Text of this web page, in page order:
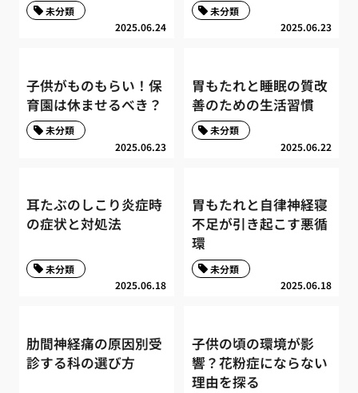
2025.06.24
未分類
2025.06.23
未分類
子供がものもらい！保
育園は休ませるべき？
2025.06.23
未分類
胃もたれと睡眠の質改
善のための生活習慣
2025.06.22
未分類
耳たぶのしこり炎症時
の症状と対処法
2025.06.18
未分類
胃もたれと自律神経寝
不足が引き起こす悪循
環
2025.06.18
未分類
肋間神経痛の原因別受
診する科の選び方
子供の頃の環境が影
響？花粉症にならない
理由を探る